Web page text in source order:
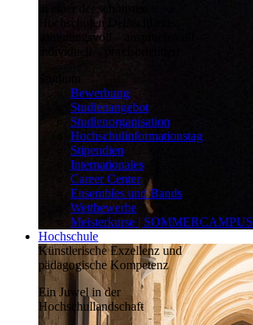
in einer der schönsten
Hochschulen Deutschlands:
stimmungsvoll – anspruchsvoll –
individuell – praxisorientiert
Bewerbung
Studienangebot
Studienorganisation
Hochschulinformationstag
Stipendien
Internationales
Career Center
Ensembles und Bands
Wettbewerbe
Meisterkurse | SOMMERCAMPUS
Hochschule
Künstlerische Exzellenz und
pädagogische Kompetenz
Ein Juwel in der
Hochschullandschaft